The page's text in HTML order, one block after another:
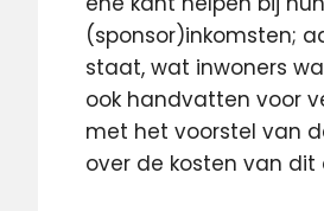
(sponsor)inkomsten;
staat, wat inwoners
ook handvatten voor
met het voorstel van
over de kosten van dit